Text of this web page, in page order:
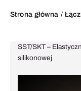
Strona główna
SST/SKT –
silikonowej